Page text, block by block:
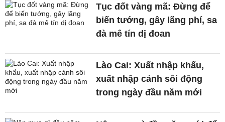
Tục đốt vàng mã: Đừng để
biến tướng, gây lãng phí, sa
đà mê tín dị đoan
Lào Cai: Xuất nhập khẩu,
xuất nhập cảnh sôi động
trong ngày đầu năm mới